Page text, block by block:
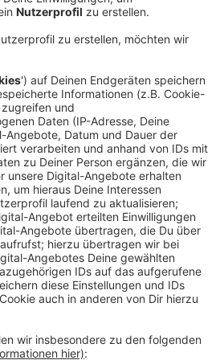
05.02.2024 07:06
arbeiten oft außerhalb und
kommen, wenn es
gibt es zum Beispiel in Eitorf.
Viehof hofft, künftig zum
im Rathaus für die Freiwillige
zu können. Es müsse die
werden. Schon jetzt
auch Home-Office-Arbeitsplätze
an. "Fire-Office" nennt Rainer
läuft gerade eine
neue freiwillige Feuerwehrleute